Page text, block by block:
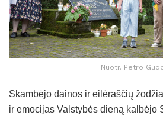
Nuotr. Petro
Skambėjo dainos ir eilėraščių
ir emocijas Valstybės dieną kalbėjo